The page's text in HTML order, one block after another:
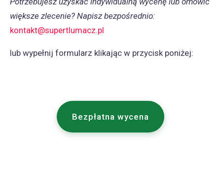
większe zlecenie? Napisz bezpośrednio:
kontakt@supertlumacz.pl
lub wypełnij formularz klikając w przycisk poniżej:
Bezpłatna wycena